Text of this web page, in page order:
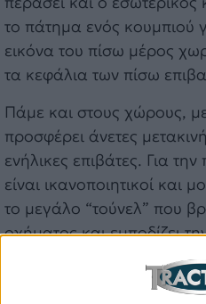
το πάτημα ενός κουμπιού
εικόνα του πίσω μέρος
τα κεφάλια των πίσω
Πάμε και στους χώρους,
προσφέρει άνετες
ενήλικες επιβάτες. Για
είναι ικανοποιητικοί και
το μεγάλο “τούνελ” που
οχήματος και εμποδίζει
επιβάτη. Όσο για τον
ουσιαστικά αποτελεί και